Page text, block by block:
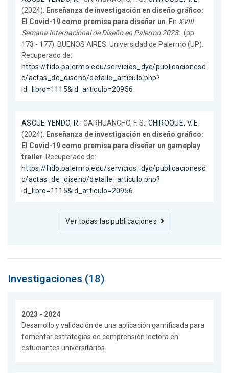
(2024).
Enseñanza de investigación en diseño gráfico:
El Covid-19 como premisa para diseñar un . En XVIII
Semana Internacional de Diseño en Palermo 2023. . (pp.
173 - 177). BUENOS AIRES. Universidad de Palermo (UP).
Recuperado de:
https://fido.palermo.edu/servicios_dyc/publicacionesd
c/actas_de_diseno/detalle_articulo.php?
id_libro=1115&id_articulo=20956
ASCUE YENDO, R. ; CARHUANCHO, F. S.; CHIROQUE, V. E.
(2024).
Enseñanza de investigación en diseño gráfico:
El Covid-19 como premisa para diseñar un gameplay
trailer . Recuperado de:
https://fido.palermo.edu/servicios_dyc/publicacionesd
c/actas_de_diseno/detalle_articulo.php?
id_libro=1115&id_articulo=20956
Ver todas las publicaciones
Investigaciones (18)
2023 - 2024
Desarrollo y validación de una aplicación gamificada para
fomentar estrategias de comprensión lectora en
estudiantes universitarios.